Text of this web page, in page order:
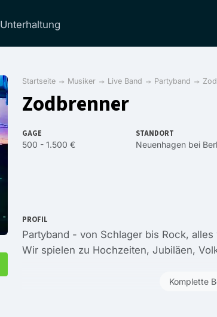
Unterhaltung
Startseite Musiker Live Band Partyband
Zodbrenner
GAGE
500 - 1.500 €
STANDORT
Neuenhagen bei
PROFIL
Partyband - von Schlager bis Rock,
Wir spielen zu Hochzeiten, Jubiläen,
Komplette